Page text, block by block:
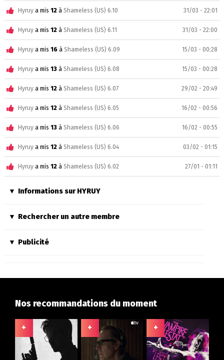
Hyruya mis 12à Shameless (US) 6.10 31/03 - 22:01
Hyruya mis 12à Shameless (US) 6.11 31/03 - 22:00
Hyruya mis 16à Shameless (US) 6.09 15/03 - 00:28
Hyruya mis 13à Shameless (US) 6.08 15/03 - 00:28
Hyruya mis 12à Shameless (US) 6.07 29/02 - 20:49
Hyruya mis 12à Shameless (US) 6.05 16/02 - 00:56
Hyruya mis 13à Shameless (US) 6.06 16/02 - 00:55
Hyruya mis 12à Shameless (US) 6.04 03/02 - 01:15
Hyruya mis 12à Shameless (US) 6.02 27/01 - 01:11
Informations sur HYRUY
Rechercher un autre membre
Publicité
Nos recommandations du moment
+ + +